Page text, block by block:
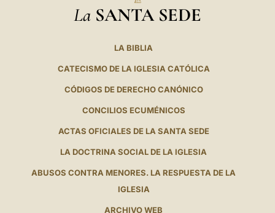
La SANTA SEDE
LA BIBLIA
CATECISMO DE LA IGLESIA CATÓLICA
CÓDIGOS DE DERECHO CANÓNICO
CONCILIOS ECUMÉNICOS
ACTAS OFICIALES DE LA SANTA SEDE
LA DOCTRINA SOCIAL DE LA IGLESIA
ABUSOS CONTRA MENORES. LA RESPUESTA DE LA
IGLESIA
ARCHIVO WEB